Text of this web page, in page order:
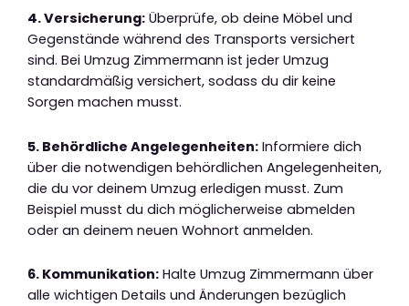
4. Versicherung: Überprüfe, ob deine Möbel und
Gegenstände während des Transports versichert
sind. Bei Umzug Zimmermann ist jeder Umzug
standardmäßig versichert, sodass du dir keine
Sorgen machen musst.
5. Behördliche Angelegenheiten: Informiere dich
über die notwendigen behördlichen Angelegenheiten,
die du vor deinem Umzug erledigen musst. Zum
Beispiel musst du dich möglicherweise abmelden
oder an deinem neuen Wohnort anmelden.
6. Kommunikation: Halte Umzug Zimmermann über
alle wichtigen Details und Änderungen bezüglich